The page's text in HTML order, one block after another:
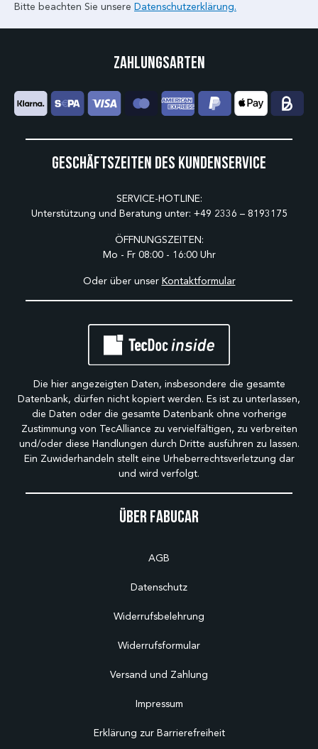
Bitte beachten Sie unsere Datenschutzerklärung.
Über Fabucar
AGB
Datenschutz
Widerrufsbelehrung
Widerrufsformular
Versand und Zahlung
Impressum
Erklärung zur Barrierefreiheit
Geschäftszeiten des Kundenservice
SERVICE-HOTLINE:
Unterstützung und Beratung unter: +49 2336 – 8193175
ÖFFNUNGSZEITEN:
Mo - Fr 08:00 - 16:00 Uhr
Oder über unser Kontaktformular
Zahlungsarten
Die hier angezeigten Daten, insbesondere die gesamte
Datenbank, dürfen nicht kopiert werden. Es ist zu unterlassen,
die Daten oder die gesamte Datenbank ohne vorherige
Zustimmung von TecAlliance zu vervielfältigen, zu verbreiten
und/oder diese Handlungen durch Dritte ausführen zu lassen.
Ein Zuwiderhandeln stellt eine Urheberrechtsverletzung dar
und wird verfolgt.